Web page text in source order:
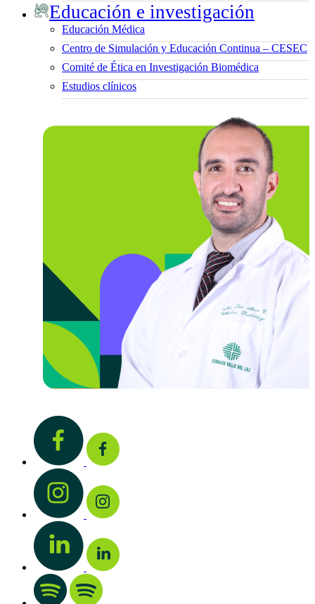
Educación e investigación
Educación Médica
Centro de Simulación y Educación Continua – CESEC
Comité de Ética en Investigación Biomédica
Estudios clínicos